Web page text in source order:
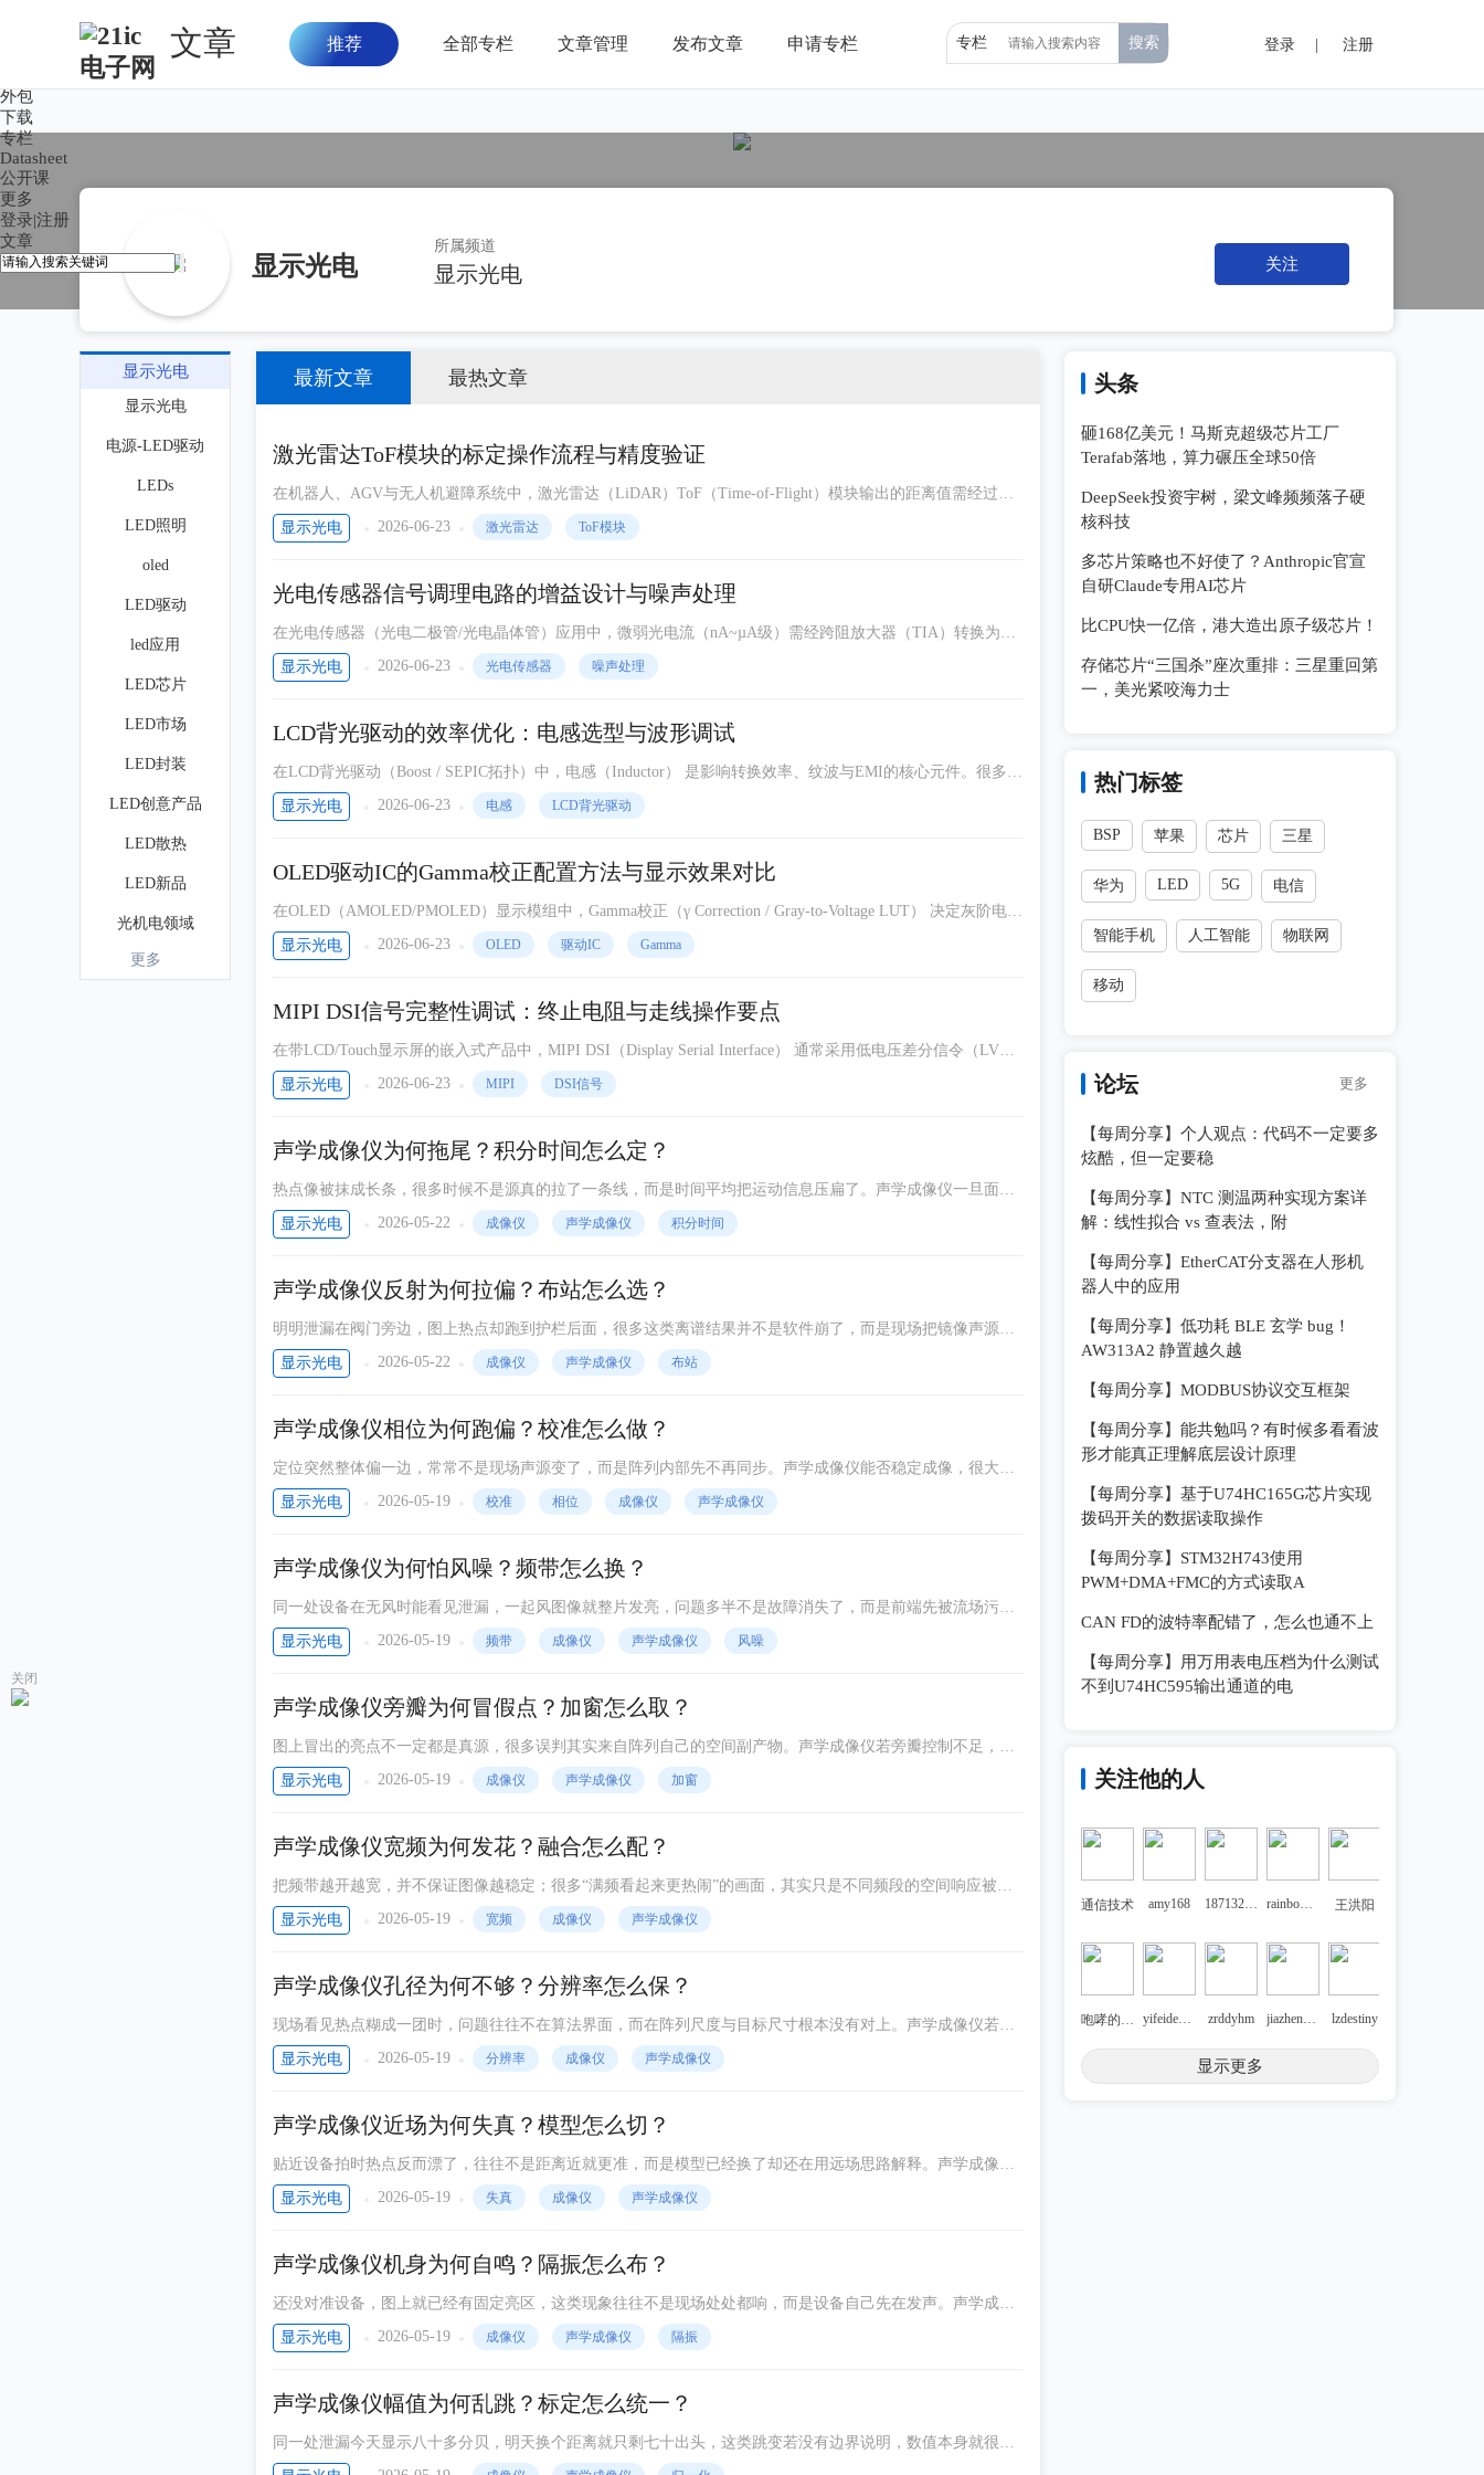
关闭
显示光电
所属频道
显示光电 关注
最新文章 最热文章
激光雷达ToF模块的标定操作流程与精度验证
在机器人、AGV与无人机避障系统中，激光雷达（LiDAR）ToF（Time‑of‑Flight）模块输出的距离值需经过距
离标定（Offset + Scale校正）才能满足标称精度（通常±2~5cm）。未标定模块常因光学延时、电路传播延迟导
显示光电 2026-06-23 激光雷达 ToF模块
光电传感器信号调理电路的增益设计与噪声处理
在光电传感器（光电二极管/光电晶体管）应用中，微弱光电流（nA~µA级）需经跨阻放大器（TIA）转换为电
压，再进行二级增益与滤波。增益设计不当会导致信噪比（SNR）不足或输出饱和；噪声处理不好则微弱信号
显示光电 2026-06-23 光电传感器 噪声处理
LCD背光驱动的效率优化：电感选型与波形调试
在LCD背光驱动（Boost / SEPIC拓扑）中，电感（Inductor） 是影响转换效率、纹波与EMI的核心元件。很多工
程师只按“电感值”选型，却忽略了饱和电流、DCR、磁芯损耗对效率的影响。本文以典型 6-LED串联（约20V/6
显示光电 2026-06-23 电感 LCD背光驱动
OLED驱动IC的Gamma校正配置方法与显示效果对比
在OLED（AMOLED/PMOLED）显示模组中，Gamma校正（γ Correction / Gray‑to‑Voltage LUT） 决定灰阶电压
与主观亮度感知是否呈线性，直接影响色彩还原、灰阶过渡自然度和暗部细节。很多“偏黄/偏绿/灰阶并级”问
显示光电 2026-06-23 OLED 驱动IC Gamma
MIPI DSI信号完整性调试：终止电阻与走线操作要点
在带LCD/Touch显示屏的嵌入式产品中，MIPI DSI（Display Serial Interface） 通常采用低电压差分信令（LVDS
-like, 200mV~1.2V Swing），时钟频率可达500MHz~1GHz（4 Lane × 24bpp @ 60fps 1080p）。其信号完整性对
显示光电 2026-06-23 MIPI DSI信号
声学成像仪为何拖尾？积分时间怎么定？
热点像被抹成长条，很多时候不是源真的拉了一条线，而是时间平均把运动信息压扁了。声学成像仪一旦面对
旋转件、往复机构或间歇泄漏，积分时间的设定就会直接决定你看到的是位置，还是一段被平均后的轨迹。
显示光电 2026-05-22 成像仪 声学成像仪 积分时间
声学成像仪反射为何拉偏？布站怎么选？
明明泄漏在阀门旁边，图上热点却跑到护栏后面，很多这类离谱结果并不是软件崩了，而是现场把镜像声源一
起拍进来了。声学成像仪面对大面积金属、混凝土地面和狭窄通道时，反射路径往往和直达声一样强，若布站
显示光电 2026-05-22 成像仪 声学成像仪 布站
声学成像仪相位为何跑偏？校准怎么做？
定位突然整体偏一边，常常不是现场声源变了，而是阵列内部先不再同步。声学成像仪能否稳定成像，很大程
度取决于各通道是否保持同一时间基准；只要相位开始漂，热点位置就会像被暗中拽走。
显示光电 2026-05-19 校准 相位 成像仪 声学成像仪
声学成像仪为何怕风噪？频带怎么换？
同一处设备在无风时能看见泄漏，一起风图像就整片发亮，问题多半不是故障消失了，而是前端先被流场污
染。声学成像仪对风噪敏感，并不是因为算法脆弱，而是麦克风本身在测压，湍流正好会在最靠近它的位置制
显示光电 2026-05-19 频带 成像仪 声学成像仪 风噪
声学成像仪旁瓣为何冒假点？加窗怎么取？
图上冒出的亮点不一定都是真源，很多误判其实来自阵列自己的空间副产物。声学成像仪若旁瓣控制不足，就
会把强声源周围的泄漏能量投射成一圈假热点，让巡检人员追着虚像跑。
显示光电 2026-05-19 成像仪 声学成像仪 加窗
声学成像仪宽频为何发花？融合怎么配？
把频带越开越宽，并不保证图像越稳定；很多“满频看起来更热闹”的画面，其实只是不同频段的空间响应被硬
叠在一起。声学成像仪做宽频成像时若不区分各频带的主瓣、信噪比和相干性，最后得到的往往不是更完整的
显示光电 2026-05-19 宽频 成像仪 声学成像仪
声学成像仪孔径为何不够？分辨率怎么保？
现场看见热点糊成一团时，问题往往不在算法界面，而在阵列尺度与目标尺寸根本没有对上。声学成像仪若把
孔径和工作频段配错，再亮的伪彩色也只是把模糊结果画得更醒目。
显示光电 2026-05-19 分辨率 成像仪 声学成像仪
声学成像仪近场为何失真？模型怎么切？
贴近设备拍时热点反而漂了，往往不是距离近就更准，而是模型已经换了却还在用远场思路解释。声学成像仪
进入近场后，传播路径、相位差和聚焦深度都会明显改变，平面波假设若不及时切换，图像就会先失真再误导
显示光电 2026-05-19 失真 成像仪 声学成像仪
声学成像仪机身为何自鸣？隔振怎么布？
还没对准设备，图上就已经有固定亮区，这类现象往往不是现场处处都响，而是设备自己先在发声。声学成像
仪一旦把机身振动、风扇噪声或支架摩擦声带进阵列，后端波束形成会很认真地把这些内部噪声也定位出来。
显示光电 2026-05-19 成像仪 声学成像仪 隔振
声学成像仪幅值为何乱跳？标定怎么统一？
同一处泄漏今天显示八十多分贝，明天换个距离就只剩七十出头，这类跳变若没有边界说明，数值本身就很难
拿来做维护排序。声学成像仪想从“找位置”进一步走到“可比较”，幅值标定和距离补偿必须先统一口径。
显示光电
显示光电
电源-LED驱动
LEDs
LED照明
oled
LED驱动
led应用
LED芯片
LED市场
LED封装
LED创意产品
LED散热
LED新品
光机电领域
光学设计
更多
头条
砸168亿美元！马斯克超级芯片工厂
Terafab落地，算力碾压全球50倍
DeepSeek投资宇树，梁文峰频频落子硬
核科技
多芯片策略也不好使了？Anthropic官宣
自研Claude专用AI芯片
比CPU快一亿倍，港大造出原子级芯片！
存储芯片“三国杀”座次重排：三星重回第
一，美光紧咬海力士
热门标签
BSP 苹果 芯片 三星
华为 LED 5G 电信
智能手机 人工智能 物联网
移动
论坛 更多
【每周分享】个人观点：代码不一定要多
炫酷，但一定要稳
【每周分享】NTC 测温两种实现方案详
解：线性拟合 vs 查表法，附
【每周分享】EtherCAT分支器在人形机
器人中的应用
【每周分享】低功耗 BLE 玄学 bug！
AW313A2 静置越久越
【每周分享】MODBUS协议交互框架
【每周分享】能共勉吗？有时候多看看波
形才能真正理解底层设计原理
【每周分享】基于U74HC165G芯片实现
拨码开关的数据读取操作
【每周分享】STM32H743使用
PWM+DMA+FMC的方式读取A
CAN FD的波特率配错了，怎么也通不上
【每周分享】用万用表电压档为什么测试
不到U74HC595输出通道的电
关注他的人
通信技术 amy168 18713271819cxy rainbow9527 王洪阳
咆哮的熊爸爸 yifeidengdai zrddyhm jiazhen121q lzdestiny
显示更多
外包
下载
专栏
Datasheet
公开课
更多
登录|注册
文章
文章 推荐 全部专栏 文章管理 发布文章 申请专栏 专栏 登录 注册